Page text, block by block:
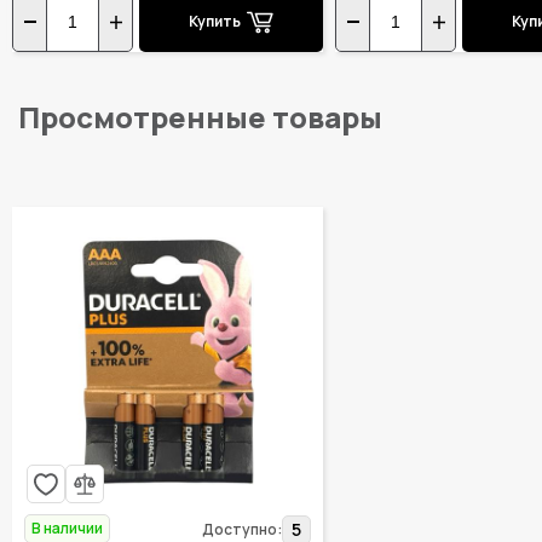
Купить
Просмотренные товары
В наличии Доступно: 5